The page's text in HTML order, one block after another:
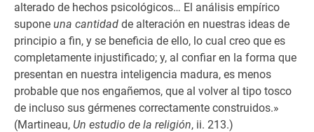
alterado de hechos psicológicos… El análisis empírico
supone una cantidad de alteración en nuestras ideas de
principio a fin, y se beneficia de ello, lo cual creo que es
completamente injustificado; y, al confiar en la forma que
presentan en nuestra inteligencia madura, es menos
probable que nos engañemos, que al volver al tipo tosco
de incluso sus gérmenes correctamente construidos.»
(Martineau, Un estudio de la religión, ii. 213.)